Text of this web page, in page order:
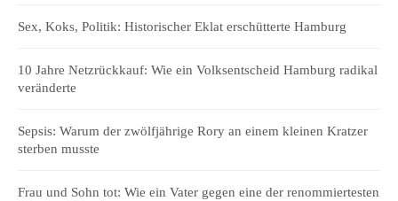
Sex, Koks, Politik: Historischer Eklat erschütterte Hamburg
10 Jahre Netzrückkauf: Wie ein Volksentscheid Hamburg radikal
veränderte
Sepsis: Warum der zwölfjährige Rory an einem kleinen Kratzer
sterben musste
Frau und Sohn tot: Wie ein Vater gegen eine der renommiertesten